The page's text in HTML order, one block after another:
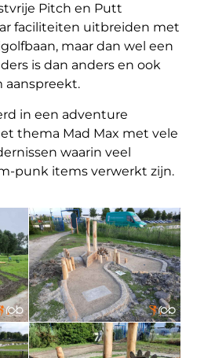
Pitch en Putt
faciliteiten uitbreiden met
maar dan wel een
is dan anders en ook
aanspreekt.
in een adventure
thema Mad Max met vele
waarin veel
punk items verwerkt zijn.